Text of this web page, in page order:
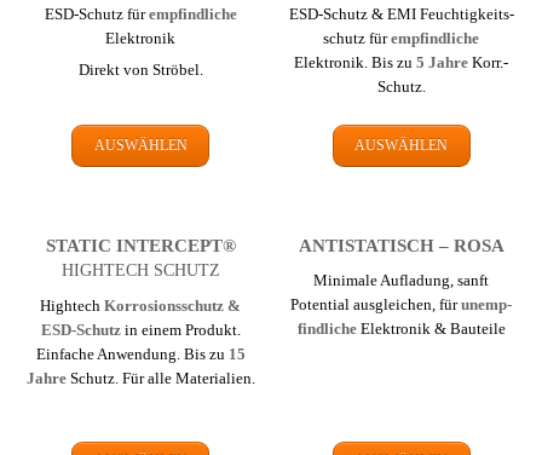
ESD-Schutz füremp­find­liche
Elektronik
Direkt von Ströbel.
AUSWÄHLEN
ESD-Schutz & EMI Feuchtigkeits­
schutz füremp­find­liche
Elektronik. Bis zu5 Jahre Korr.-
Schutz.
AUSWÄHLEN
STATIC INTERCEPT®
HIGHTECH SCHUTZ
HightechKorrosions­schutz &
ESD-Schutzin einem Produkt.
Einfache Anwendung. Bis zu 15
JahreSchutz. Für alle Materialien.
ANTI­STATISCH – ROSA
Minimale Aufladung, sanft
Potential ausgleichen, fürun­emp­
find­liche Elektronik & Bauteile